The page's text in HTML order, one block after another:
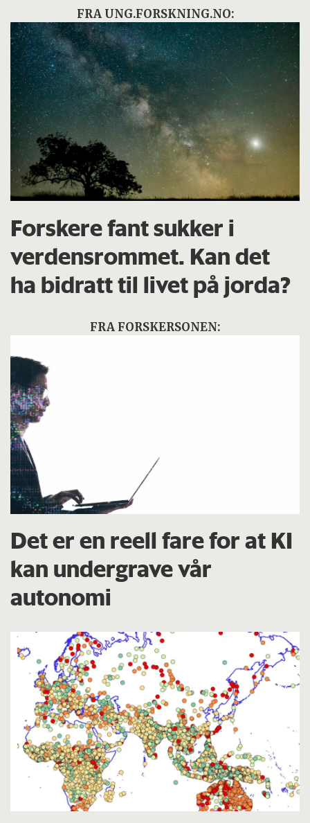
FRA UNG.FORSKNING.NO:
Forskere fant sukker i
verdensrommet. Kan det
ha bidratt til livet på jorda?
FRA FORSKERSONEN:
Det er en reell fare for at KI
kan undergrave vår
autonomi